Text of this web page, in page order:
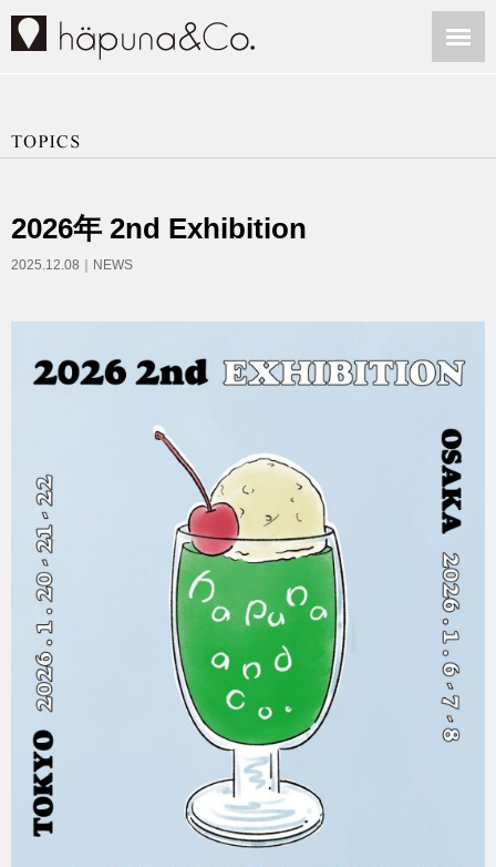
2026年 2nd Exhibition
2025.12.08｜ NEWS